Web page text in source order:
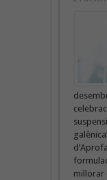
millorar